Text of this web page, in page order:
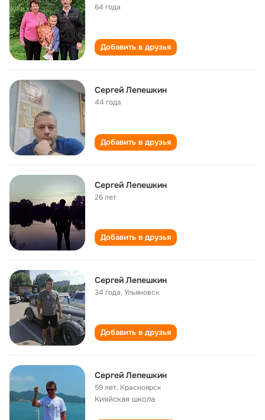
64 года
Добавить в друзья
Сергей Лепешкин
44 года
Добавить в друзья
Cергей Лепешкин
26 лет
Добавить в друзья
Сергей Лепешкин
34 года,Ульяновск
Добавить в друзья
Сергей Лепешкин
59 лет, Красноярск
Кияйская школа